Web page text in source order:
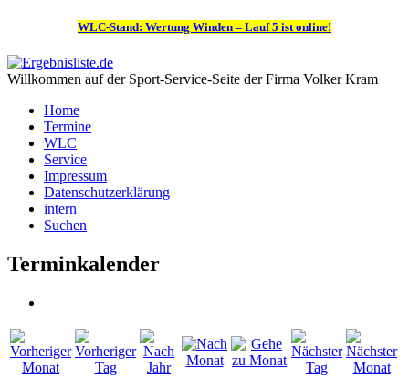
WLC-Stand: Wertung Winden = Lauf 5 ist online!
Willkommen auf der Sport-Service-Seite der Firma Volker Kram
Home
Termine
WLC
Service
Impressum
Datenschutzerklärung
intern
Suchen
Terminkalender